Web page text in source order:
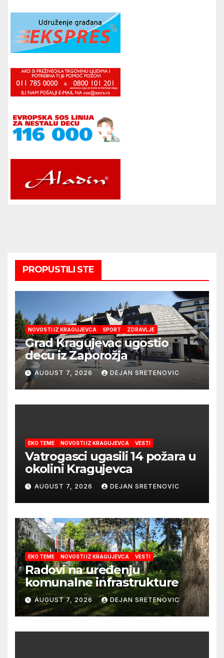
PROPUSTILI STE
NOVOSTI IZ KRAGUJEVCA SPORT ZDRAVLJE
Grad Kragujevac ugostio
decu iz Zaporožja
AUGUST 7, 2026 DEJAN SRETENOVIC
EKO TEME NOVOSTI IZ KRAGUJEVCA VESTI
Vatrogasci ugasili 14 požara u
okolini Kragujevca
AUGUST 7, 2026 DEJAN SRETENOVIC
EKO TEME NOVOSTI IZ KRAGUJEVCA VESTI
Radovi na uređenju
komunalne infrastrukture
AUGUST 7, 2026 DEJAN SRETENOVIC